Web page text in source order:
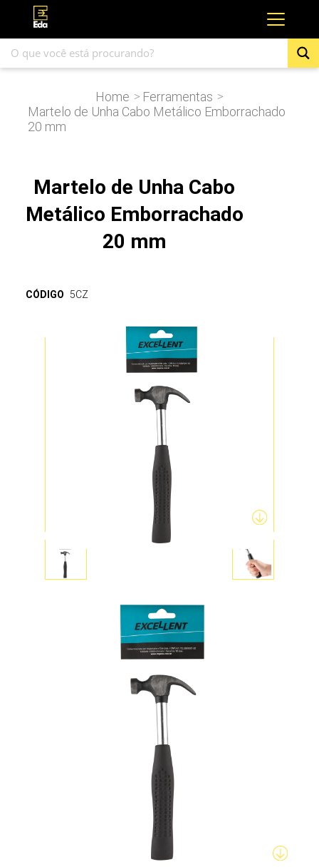
Home > Ferramentas >
Martelo de Unha Cabo Metálico Emborrachado
20 mm
Martelo de Unha Cabo
Metálico Emborrachado
20 mm
CÓDIGO 5CZ